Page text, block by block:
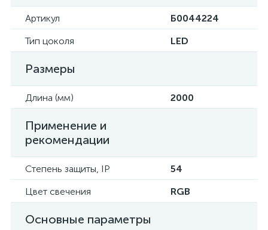
Артикул
Б0044224
Тип цоколя
LED
Размеры
Длина (мм) 2000
Применение и
рекомендации
Степень защиты, IP
54
Цвет свечения
RGB
Основные параметры